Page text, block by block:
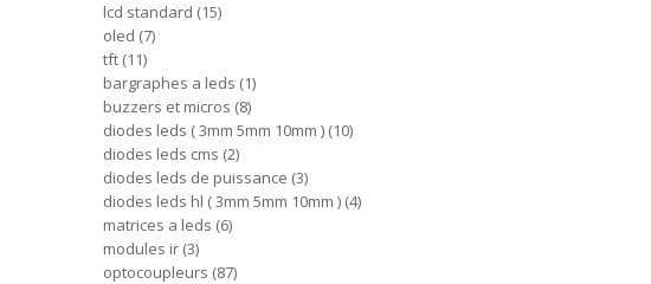
lcd standard 15
oled 7
tft 11
bargraphes a leds 1
buzzers et micros 8
diodes leds ( 3mm 5mm 10mm ) 10
diodes leds cms 2
diodes leds de puissance 3
diodes leds hl ( 3mm 5mm 10mm ) 4
matrices a leds 6
modules ir 3
optocoupleurs 87